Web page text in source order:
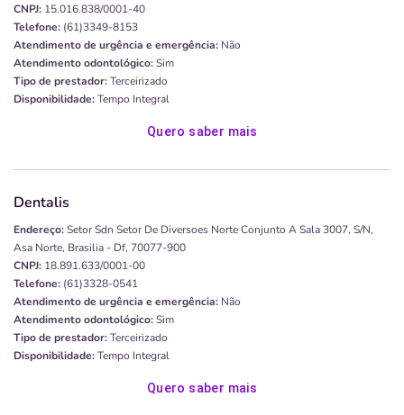
CNPJ: 15.016.838/0001-40
Telefone: (61)3349-8153
Atendimento de urgência e emergência: Não
Atendimento odontológico:Sim
Tipo de prestador:Terceirizado
Disponibilidade:Tempo Integral
Quero saber mais
Dentalis
Endereço:Setor Sdn Setor De Diversoes Norte Conjunto A Sala 3007, S/n,
Asa Norte, Brasilia - Df, 70077-900
CNPJ: 18.891.633/0001-00
Telefone: (61)3328-0541
Atendimento de urgência e emergência: Não
Atendimento odontológico:Sim
Tipo de prestador:Terceirizado
Disponibilidade:Tempo Integral
Quero saber mais